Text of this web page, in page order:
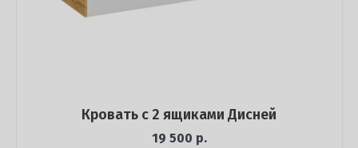
Кровать с 2 ящиками Дисней
19 500 р.